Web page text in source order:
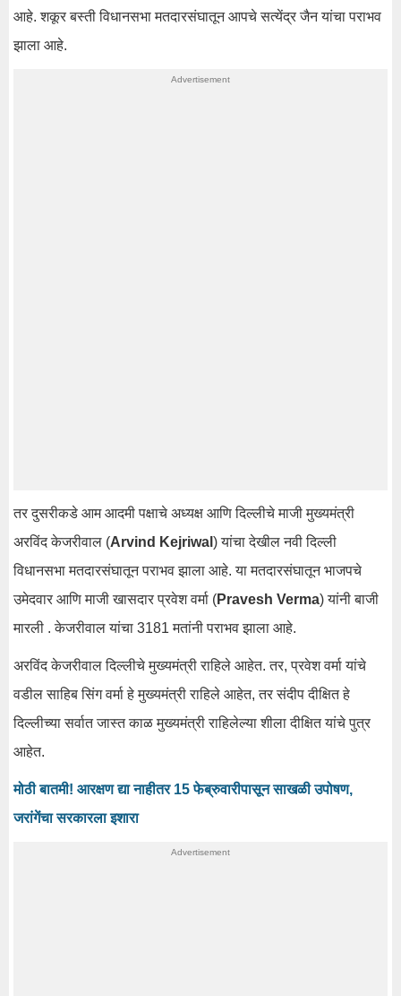
आहे. शकूर बस्ती विधानसभा मतदारसंघातून आपचे सत्येंद्र जैन यांचा पराभव
झाला आहे.
तर दुसरीकडे आम आदमी पक्षाचे अध्यक्ष आणि दिल्लीचे माजी मुख्यमंत्री
अरविंद केजरीवाल (Arvind Kejriwal ) यांचा देखील नवी दिल्ली
विधानसभा मतदारसंघातून पराभव झाला आहे. या मतदारसंघातून भाजपचे
उमेदवार आणि माजी खासदार प्रवेश वर्मा (Pravesh Verma) यांनी बाजी
मारली . केजरीवाल यांचा 3181 मतांनी पराभव झाला आहे.
अरविंद केजरीवाल दिल्लीचे मुख्यमंत्री राहिले आहेत. तर, प्रवेश वर्मा यांचे
वडील साहिब सिंग वर्मा हे मुख्यमंत्री राहिले आहेत, तर संदीप दीक्षित हे
दिल्लीच्या सर्वात जास्त काळ मुख्यमंत्री राहिलेल्या शीला दीक्षित यांचे पुत्र
आहेत.
मोठी बातमी! आरक्षण द्या नाहीतर 15 फेब्रुवारीपासून साखळी उपोषण,
जरांगेंचा सरकारला इशारा